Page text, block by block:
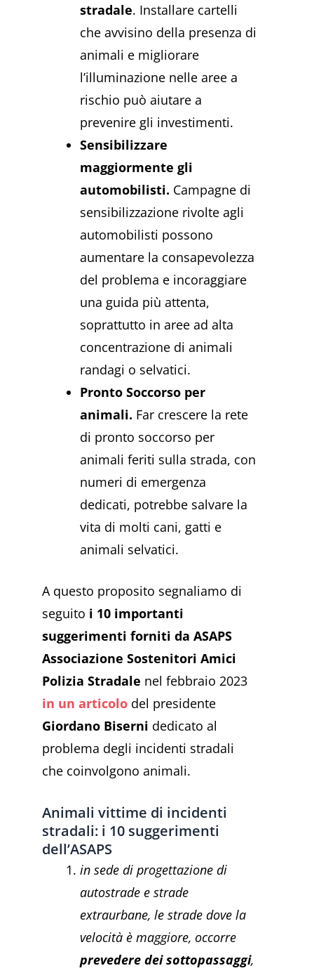
stradale. Installare cartelli
che avvisino della presenza di
animali e migliorare
l’illuminazione nelle aree a
rischio può aiutare a
prevenire gli investimenti.
Sensibilizzare
maggiormente gli
automobilisti. Campagne di
sensibilizzazione rivolte agli
automobilisti possono
aumentare la consapevolezza
del problema e incoraggiare
una guida più attenta,
soprattutto in aree ad alta
concentrazione di animali
randagi o selvatici.
Pronto Soccorso per
animali. Far crescere la rete
di pronto soccorso per
animali feriti sulla strada, con
numeri di emergenza
dedicati, potrebbe salvare la
vita di molti cani, gatti e
animali selvatici.
A questo proposito segnaliamo di
seguito i 10 importanti
suggerimenti forniti da ASAPS
Associazione Sostenitori Amici
Polizia Stradale nel febbraio 2023
in un articolo del presidente
Giordano Biserni dedicato al
problema degli incidenti stradali
che coinvolgono animali.
Animali vittime di incidenti
stradali: i 10 suggerimenti
dell’ASAPS
in sede di progettazione di
autostrade e strade
extraurbane, le strade dove la
velocità è maggiore, occorre
prevedere dei sottopassaggi,